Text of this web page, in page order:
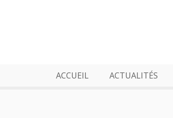
ACCUEIL ACTUALITÉS